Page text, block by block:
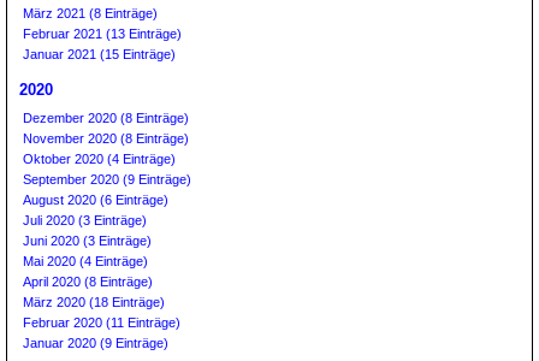
März 2021 (8 Einträge)
Februar 2021 (13 Einträge)
Januar 2021 (15 Einträge)
2020
Dezember 2020 (8 Einträge)
November 2020 (8 Einträge)
Oktober 2020 (4 Einträge)
September 2020 (9 Einträge)
August 2020 (6 Einträge)
Juli 2020 (3 Einträge)
Juni 2020 (3 Einträge)
Mai 2020 (4 Einträge)
April 2020 (8 Einträge)
März 2020 (18 Einträge)
Februar 2020 (11 Einträge)
Januar 2020 (9 Einträge)